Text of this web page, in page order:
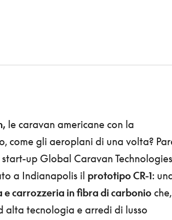
le caravan americane con la
come gli aeroplani di una volta?
up Global Caravan Technologies
a Indianapolis il prototipo CR-1:
e carrozzeria in fibra di carbonioche,
tecnologia e arredi di lusso